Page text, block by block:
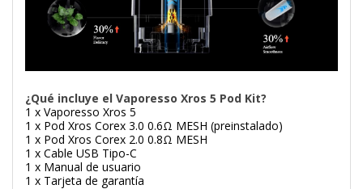
¿Qué incluye el Vaporesso Xros 5 Pod Kit?
1 x Vaporesso Xros 5
1 x Pod Xros Corex 3.0 0.6Ω MESH (preinstalado)
1 x Pod Xros Corex 2.0 0.8Ω MESH
1 x Cable USB Tipo-C
1 x Manual de usuario
1 x Tarjeta de garantía